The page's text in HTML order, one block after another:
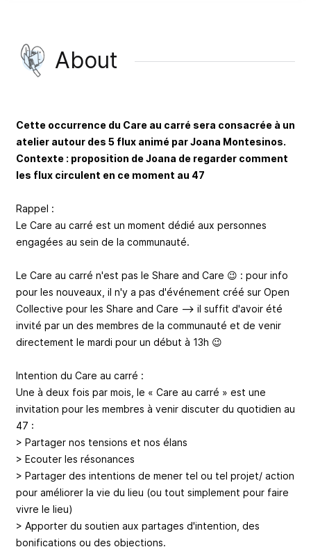
About
Cette occurrence du Care au carré sera consacrée à un
atelier autour des 5 flux animé par Joana Montesinos.
Contexte : proposition de Joana de regarder comment
les flux circulent en ce moment au 47
Rappel :
Le Care au carré est un moment dédié aux personnes
engagées au sein de la communauté.
Le Care au carré n'est pas le Share and Care 😉 : pour info
pour les nouveaux, il n'y a pas d'événement créé sur Open
Collective pour les Share and Care --> il suffit d'avoir été
invité par un des membres de la communauté et de venir
directement le mardi pour un début à 13h 😉
Intention du Care au carré :
Une à deux fois par mois, le « Care au carré » est une
invitation pour les membres à venir discuter du quotidien au
47 :
> Partager nos tensions et nos élans
> Ecouter les résonances
> Partager des intentions de mener tel ou tel projet/ action
pour améliorer la vie du lieu (ou tout simplement pour faire
vivre le lieu)
> Apporter du soutien aux partages d'intention, des
bonifications ou des objections.